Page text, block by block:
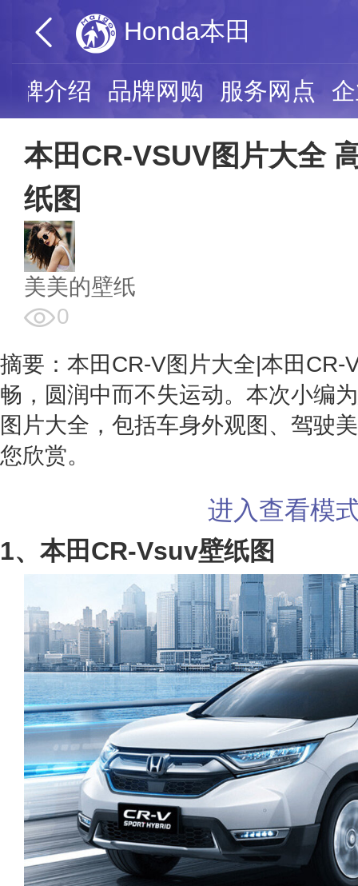
Honda本田
牌介绍 品牌网购 服务网点
本田CR-VSUV图片大全
纸图
美美的壁纸
0
摘要：本田CR-V图片大全|本田CR-
畅，圆润中而不失运动。本次小编
图片大全，包括车身外观图、驾驶
您欣赏。
进入查看模
1、本田CR-Vsuv壁纸图